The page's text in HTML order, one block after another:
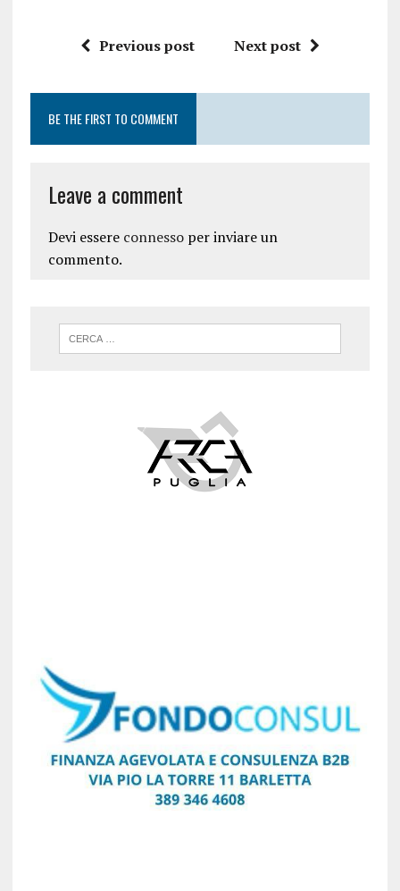
Previous post Next post
BE THE FIRST TO COMMENT
Leave a comment
Devi essere connessoper inviare un
commento.